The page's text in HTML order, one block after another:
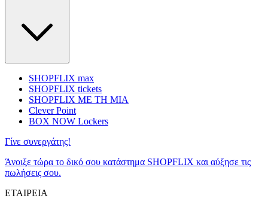
SHOPFLIX max
SHOPFLIX tickets
SHOPFLIX ΜΕ ΤΗ ΜΙΑ
Clever Point
BOX NOW Lockers
Γίνε συνεργάτης!
Άνοιξε τώρα το δικό σου κατάστημα SHOPFLIX και αύξησε τις
πωλήσεις σου.
ΕΤΑΙΡΕΙΑ